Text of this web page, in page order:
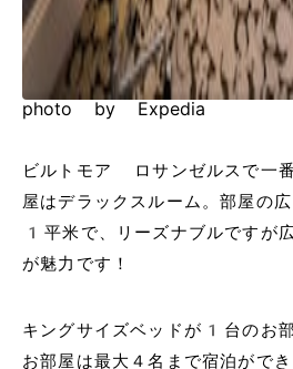
photo by Expedia
ビルトモア ロサンゼルスで一
屋はデラックスルーム。部屋
1平米で、リーズナブルですが
が魅力です！
キングサイズベッドが1台のお
お部屋は最大４名まで宿泊がで